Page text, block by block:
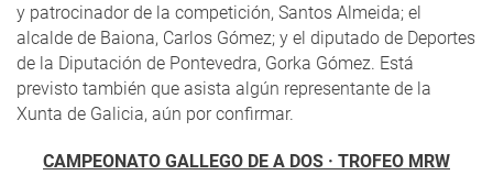
y patrocinador de la competición, Santos Almeida; el
alcalde de Baiona, Carlos Gómez; y el diputado de Deportes
de la Diputación de Pontevedra, Gorka Gómez. Está
previsto también que asista algún representante de la
Xunta de Galicia, aún por confirmar.
CAMPEONATO GALLEGO DE A DOS · TROFEO MRW